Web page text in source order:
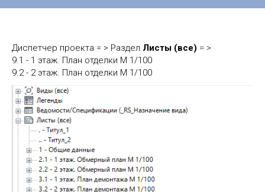
Диспетчер проекта = > Раздел Листы (все) = >
9.1 - 1 этаж. План отделки М 1/100
9.2 - 2 этаж. План отделки М 1/100